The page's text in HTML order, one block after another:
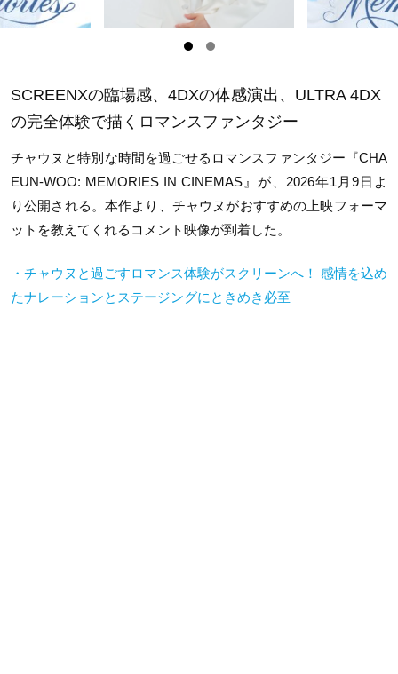
SCREENXの臨場感、4DXの体感演出、ULTRA 4DX
の完全体験で描くロマンスファンタジー
チャウヌと特別な時間を過ごせるロマンスファンタジー『CHA
EUN-WOO: MEMORIES IN CINEMAS』が、2026年1月9日よ
り公開される。本作より、チャウヌがおすすめの上映フォーマ
ットを教えてくれるコメント映像が到着した。
・チャウヌと過ごすロマンス体験がスクリーンへ！ 感情を込め
たナレーションとステージングにときめき必至